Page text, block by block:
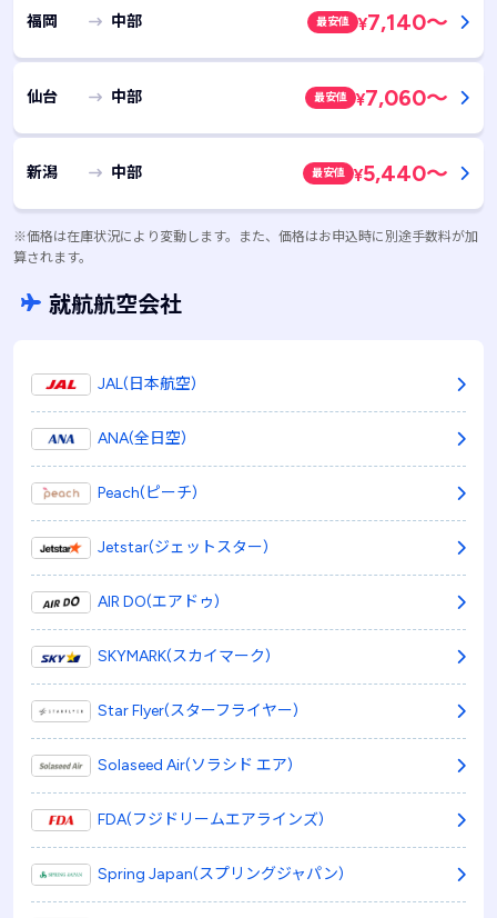
福岡 中部 最安値 ¥7,140～
仙台 中部 最安値 ¥7,060～
新潟 中部 最安値 ¥5,440～
※価格は在庫状況により変動します。また、価格はお申込時に別途手数料が加
算されます。
就航航空会社
JAL(日本航空)
ANA(全日空)
Peach(ピーチ)
Jetstar(ジェットスター)
AIR DO(エアドゥ)
SKYMARK(スカイマーク)
Star Flyer(スターフライヤー)
Solaseed Air(ソラシド エア)
FDA(フジドリームエアラインズ)
Spring Japan(スプリングジャパン)